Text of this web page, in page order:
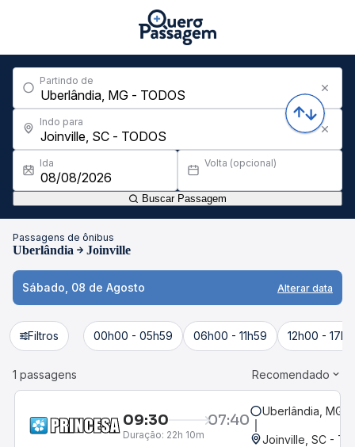
Partindo de
Indo para
Ida Volta (opcional)
Buscar Passagem
Passagens de ônibus
Uberlândia Joinville
Sábado, 08 de Agosto Alterar data
Filtros 00h00 - 05h59 06h00 - 11h59 12h00 -
1 passagens Recomendado
09:30 07:40
Duração: 22h 10m
Uberlândia, MG -
Joinville, SC -